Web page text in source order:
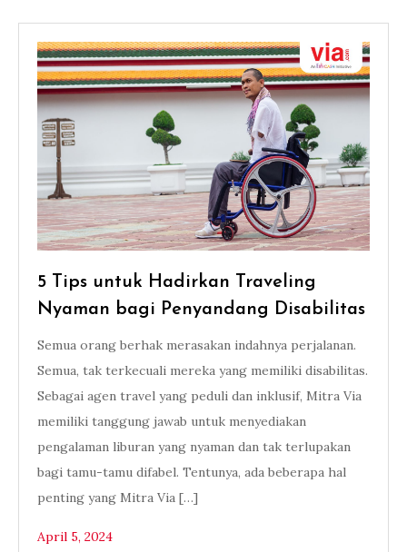
5 Tips untuk Hadirkan Traveling
Nyaman bagi Penyandang Disabilitas
Semua orang berhak merasakan indahnya perjalanan.
Semua, tak terkecuali mereka yang memiliki disabilitas.
Sebagai agen travel yang peduli dan inklusif, Mitra Via
memiliki tanggung jawab untuk menyediakan
pengalaman liburan yang nyaman dan tak terlupakan
bagi tamu-tamu difabel. Tentunya, ada beberapa hal
penting yang Mitra Via […]
April 5, 2024